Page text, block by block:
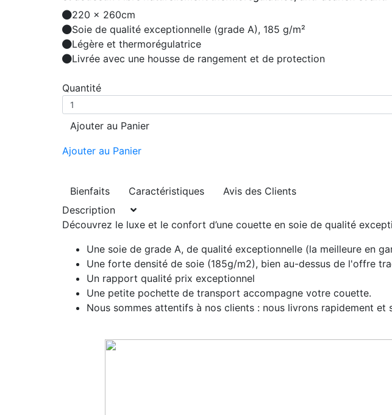
220 x 260cm
Soie de qualité exceptionnelle (grade A), 185 g/m²
Légère et thermorégulatrice
Livrée avec une housse de rangement et de protection
Quantité
Ajouter au Panier
Ajouter au Panier
Bienfaits Caractéristiques
Avis des Clients
Description
Découvrez le luxe et le confort d’une couette en soie de qualité
Une soie de grade A, de qualité exceptionnelle (la meilleure en
Une forte densité de soie (185g/m2), bien au-dessus de l'offre
Un rapport qualité prix exceptionnel
Une petite pochette de transport accompagne votre couette.
Nous sommes attentifs à nos clients : nous livrons rapidement et